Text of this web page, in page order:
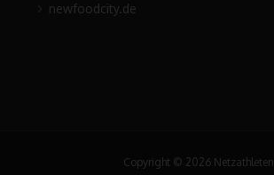
newfoodcity.de
Copyright © 2026 Netzathleten